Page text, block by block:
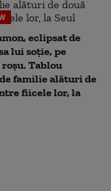
eclipsat de
lui soție, pe
Tablou
familie alături de
fiicele lor, la